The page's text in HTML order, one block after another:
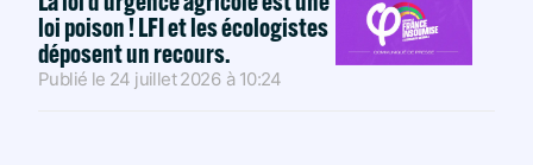
loi poison ! LFI et les écologistes
déposent un recours.
Publié le 24 juillet 2026 à 10:24